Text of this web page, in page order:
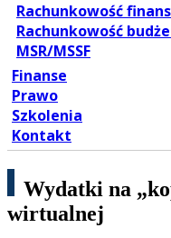
Rachunkowość
Rachunkowość
MSR/MSSF
Finanse
Prawo
Szkolenia
Kontakt
Wydatki na
wirtualnej